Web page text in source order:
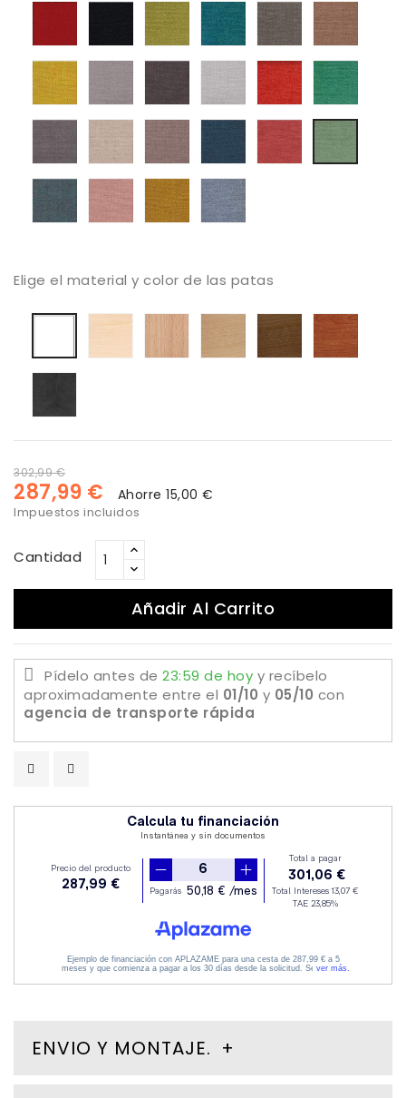
56
Tapizado
Mystic
59
Tapizado
Mystic
61
Tapizado
Mystic
68
Tapizado
Mystic
69
Mystic
104
Tapizado
Mystic
105
Mystic
112
Tapizado
Mystic
131
Tapizado
Mystic
136
Tapizado
Mystic
161
Mystic
187
Tapizado
Mystic
213
Tapizado
Mystic
250
Tapizado
252
Tapizado
Mystic
311
Tapizado
Mystic
373
387
Tapizado
Mystic
395
Tapizado
Mystic
503
Tapizado
Mystic
514
Tapizado
Mystic
602
Elige el material y color de las patas
Lacado
Haya
blanqueadabarnizado
natural
Haya
tostada
Haya
Canaletto
Color
piedra
estuco
302,99 €
287,99 € Ahorre 15,00 €
Impuestos incluidos
Cantidad
Añadir Al Carrito
Pídelo antes de 23:59 de hoy y recíbelo
aproximadamente entre el 01/10 y 05/10 con
agencia de transporte rápida
ENVIO Y MONTAJE.